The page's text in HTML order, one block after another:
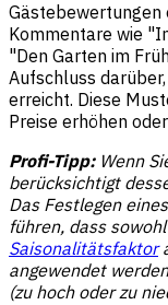
Kommentare wie
"Den Garten im
Aufschluss
erreicht. Diese
Preise erhöhen
Profi-Tipp: Wenn
berücksichtigt
Das Festlegen
führen, dass
Saisonalitätsfaktor
angewendet
(zu hoch oder zu